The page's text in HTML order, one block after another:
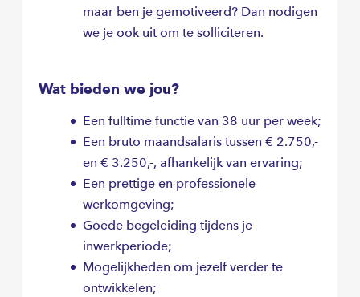
maar ben je gemotiveerd? Dan nodigen
we je ook uit om te solliciteren.
Wat bieden we jou?
Een fulltime functie van 38 uur per week;
Een bruto maandsalaris tussen € 2.750,-
en € 3.250,-, afhankelijk van ervaring;
Een prettige en professionele
werkomgeving;
Goede begeleiding tijdens je
inwerkperiode;
Mogelijkheden om jezelf verder te
ontwikkelen;